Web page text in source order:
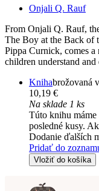
Onjali Q. Rauf
From Onjali Q. Rauf,
The Boy at the Back of
Pippa Curnick, comes
children understand
Knihabrožovaná
10,19 €
Na sklade 1 ks
Túto knihu máme
posledné kusy.
Dodanie ďalších
Pridať do
Vložiť do košíka